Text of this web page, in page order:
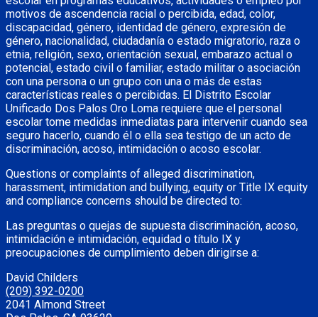
motivos de ascendencia racial o percibida, edad, color,
discapacidad, género, identidad de género, expresión de
género, nacionalidad, ciudadanía o estado migratorio, raza o
etnia, religión, sexo, orientación sexual, embarazo actual o
potencial, estado civil o familiar, estado militar o asociación
con una persona o un grupo con una o más de estas
características reales o percibidas. El Distrito Escolar
Unificado Dos Palos Oro Loma requiere que el personal
escolar tome medidas inmediatas para intervenir cuando sea
seguro hacerlo, cuando él o ella sea testigo de un acto de
discriminación, acoso, intimidación o acoso escolar.
Questions or complaints of alleged discrimination,
harassment, intimidation and bullying, equity or Title IX equity
and compliance concerns should be directed to:
Las preguntas o quejas de supuesta discriminación, acoso,
intimidación e intimidación, equidad o título IX y
preocupaciones de cumplimiento deben dirigirse a:
David Childers
(209) 392-0200
2041 Almond Street